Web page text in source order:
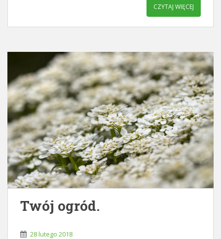
CZYTAJ WIĘCEJ
Twój ogród.
28 lutego 2018